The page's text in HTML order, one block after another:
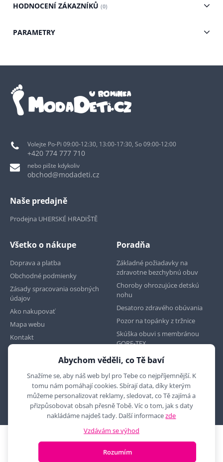
HODNOCENÍ ZÁKAZNÍKŮ (0)
PARAMETRY
Volejte Po-Pi 09:00-12:30, 13:00-17:30, So 09:00-12:00
+420 774 777 710
nebo pište kdykoliv
obchod@modadeti.cz
Naše predajně
Prodejna UHERSKÉ HRADIŠTĚ
Všetko o nákupe
Doprava a platba
Obchodné podmienky
Zásady spracovania osobných
údajov
Ako nakupovať
Mapa webu
Kontakt
Poradňa
Základné požiadavky na
zdravotne bezchybnú obuv
Choroby ohrozujúce detskú
nohu
Desatoro zdravého obúvania
Pozor na topánky z tržnice
Skúška obuvi s membránou
GORE-TEX
2010 - 2026 © MYRON MAXX, s.r.o., všechna práva vyhrazena
E-shop vytvořila
Abychom věděli, co Tě baví
Snažíme se, aby náš web byl pro Tebe co nejpříjemnější. K
tomu nám pomáhají cookies. Sbírají data, díky kterým
můžeme personalizovat reklamy, sledovat, co Tě zajímá a
přizpůsobovat obsah přesně Tobě. Víc o tom, jak s daty
nakládáme najdeš tady. Další informacezde
Vzdávám se výhod
Rozumím